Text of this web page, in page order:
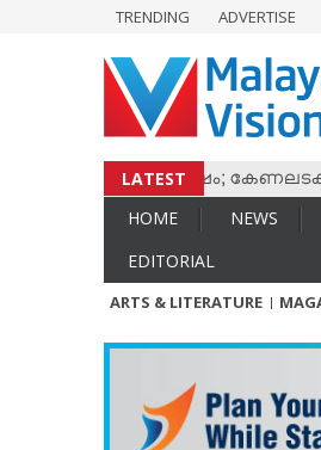
ENTERTAINMENT
TECH & AUTO
TRENDING ADVERTISE
LATEST
സംഘര്‍ഷം; കേണലടക്കം 40
HOME NEWS
EDITORIAL
ARTS & LITERATURE